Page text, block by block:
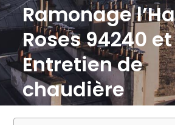
Ramonage
Roses 94240 et
Entretien de
chaudière